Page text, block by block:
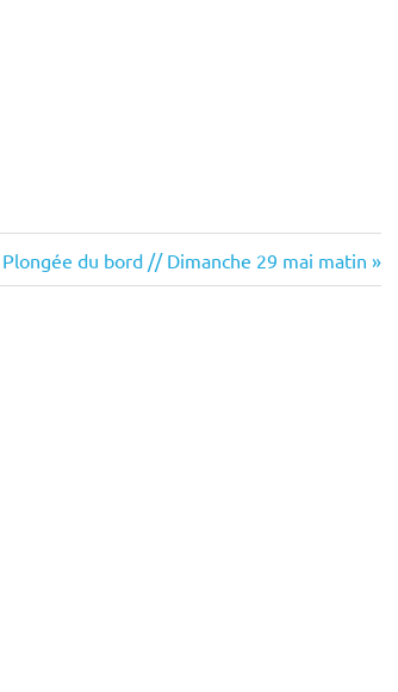
Next
Post:
Plongée du bord // Dimanche 29 mai matin